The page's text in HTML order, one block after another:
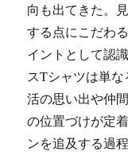
向も出てきた。
する点にこだわ
イントとして認
スTシャツは単
活の思い出や仲
の位置づけが定
ンを追及する過